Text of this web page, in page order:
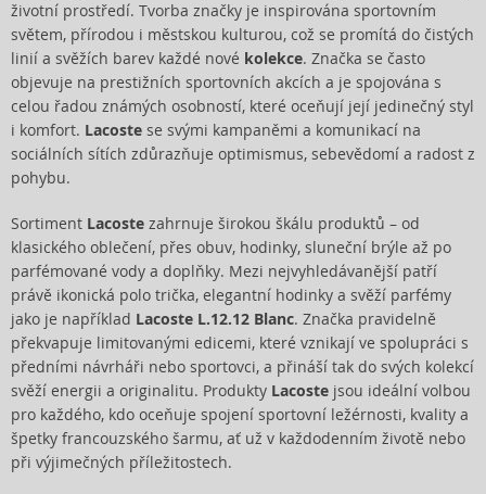
životní prostředí. Tvorba značky je inspirována sportovním
světem, přírodou i městskou kulturou, což se promítá do čistých
linií a svěžích barev každé nové kolekce. Značka se často
objevuje na prestižních sportovních akcích a je spojována s
celou řadou známých osobností, které oceňují její jedinečný styl
i komfort. Lacoste se svými kampaněmi a komunikací na
sociálních sítích zdůrazňuje optimismus, sebevědomí a radost z
pohybu.
Sortiment Lacoste zahrnuje širokou škálu produktů – od
klasického oblečení, přes obuv, hodinky, sluneční brýle až po
parfémované vody a doplňky. Mezi nejvyhledávanější patří
právě ikonická polo trička, elegantní hodinky a svěží parfémy
jako je například Lacoste L.12.12 Blanc. Značka pravidelně
překvapuje limitovanými edicemi, které vznikají ve spolupráci s
předními návrháři nebo sportovci, a přináší tak do svých kolekcí
svěží energii a originalitu. Produkty Lacoste jsou ideální volbou
pro každého, kdo oceňuje spojení sportovní ležérnosti, kvality a
špetky francouzského šarmu, ať už v každodenním životě nebo
při výjimečných příležitostech.